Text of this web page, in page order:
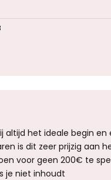
altijd het ideale begin
is dit zeer prijzig aan
voor geen 200€ te
je niet inhoudt